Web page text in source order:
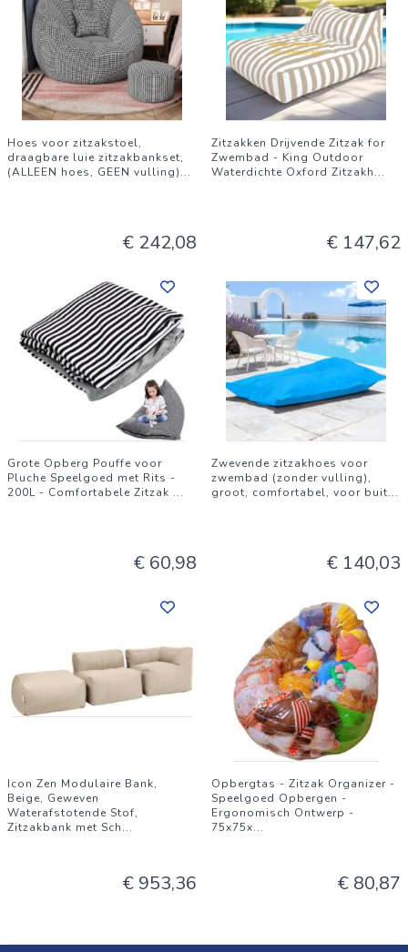
Hoes voor zitzakstoel,
draagbare luie zitzakbankset,
(ALLEEN hoes, GEEN vulling)...
€ 242,08
Zitzakken Drijvende Zitzak for
Zwembad - King Outdoor
Waterdichte Oxford Zitzakh...
€ 147,62
Grote Opberg Pouffe voor
Pluche Speelgoed met Rits -
200L - Comfortabele Zitzak ...
€ 60,98
Zwevende zitzakhoes voor
zwembad (zonder vulling),
groot, comfortabel, voor buit...
€ 140,03
Icon Zen Modulaire Bank,
Beige, Geweven
Waterafstotende Stof,
Zitzakbank met Sch...
€ 953,36
Opbergtas - Zitzak Organizer -
Speelgoed Opbergen -
Ergonomisch Ontwerp -
75x75x...
€ 80,87